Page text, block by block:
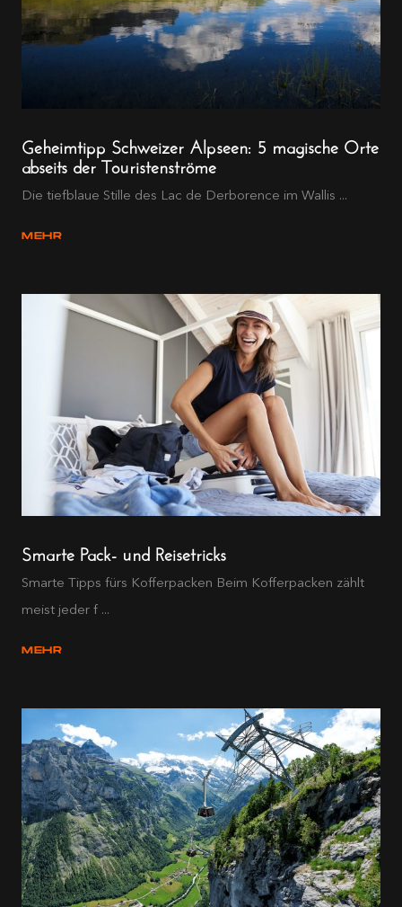
Geheimtipp Schweizer Alpseen: 5 magische Orte
abseits der Touristenströme
Die tiefblaue Stille des Lac de Derborence im Wallis ...
MEHR
Smarte Pack- und Reisetricks
Smarte Tipps fürs Kofferpacken Beim Kofferpacken zählt
meist jeder f ...
MEHR